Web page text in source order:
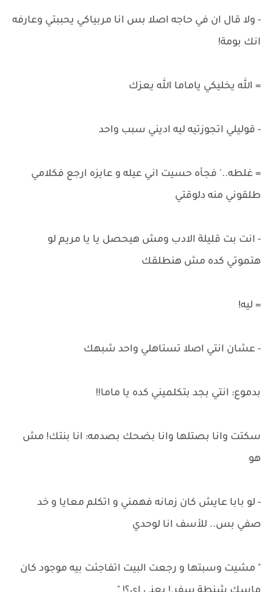
- ولا قال ان في حاجه اصلا بس انا مربياكي يحببتي وعارفه
انك بومة!
= الله يخليكي ياماما الله يعزك
- قوليلي اتجوزتيه ليه اديني سبب واحد
= غلطه..' فجأه حسيت اني عيله و عايزه ارجع فكلامي
طلقوني منه دلوقتي
- انت بت قليلة الادب ومش هيحصل يا يا مريم لو
هتموتي كده مش هنطلقك
= ليه!
- عشان انتي اصلا تستاهلي واحد شبهك
بدموع: انتي بجد بتكلميني كده يا ماما!!
سكتت وانا بصتلها وانا بضحك بصدمه: انا بنتك! مش
هو
- لو بابا عايش كان زمانه فهمني و اتكلم معايا و خد
صفي بس.. للأسف انا لوحدي
" مشيت وسبتها و رجعت البيت اتفاجئت بيه موجود كان